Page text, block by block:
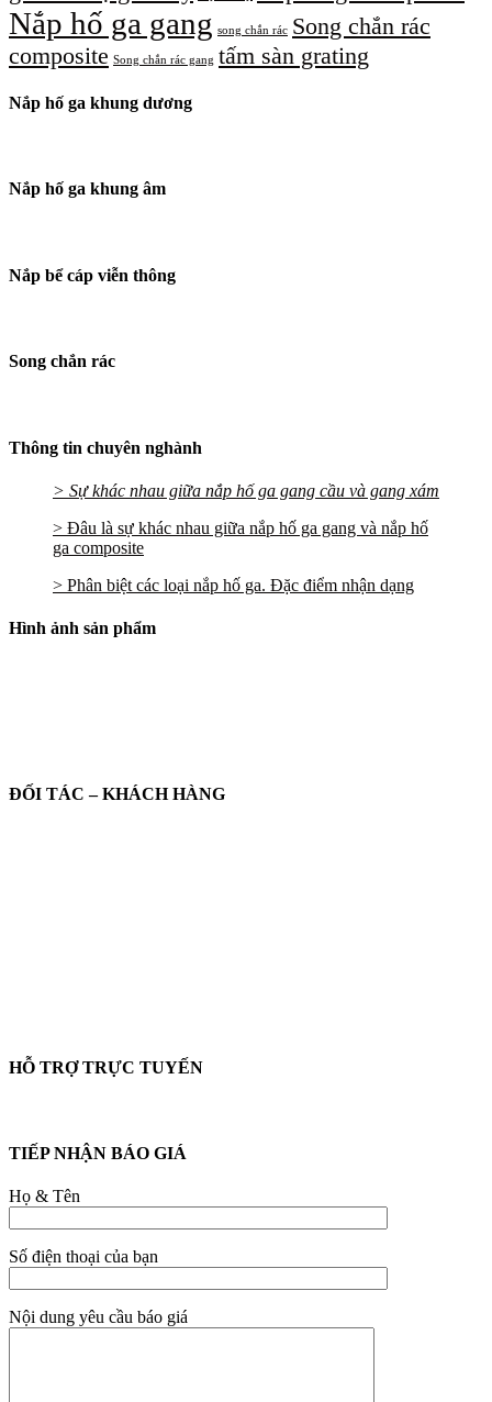
Nắp hố ga gang song chắn rác Song chắn rác
composite Song chắn rác gang tấm sàn grating
Nắp hố ga khung dương
Nắp hố ga khung âm
Nắp bể cáp viễn thông
Song chắn rác
Thông tin chuyên nghành
> Sự khác nhau giữa nắp hố ga gang cầu và gang xám
> Đâu là sự khác nhau giữa nắp hố ga gang và nắp hố
ga composite
> Phân biệt các loại nắp hố ga. Đặc điểm nhận dạng
Hình ảnh sản phẩm
ĐỐI TÁC – KHÁCH HÀNG
HỖ TRỢ TRỰC TUYẾN
TIẾP NHẬN BÁO GIÁ
Họ & Tên
Số điện thoại của bạn
Nội dung yêu cầu báo giá